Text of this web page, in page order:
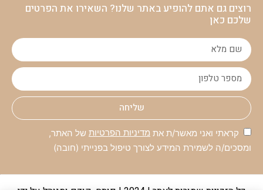
רוצים גם אתם להופיע באתר שלנו? השאירו את הפרטים
שלכם כאן
שליחה
קראתי ואני מאשר/ת את מדיניות הפרטיות של האתר,
ומסכים/ה לשמירת המידע לצורך טיפול בפנייתי (חובה)